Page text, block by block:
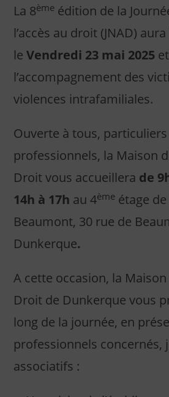
La 8ème édition de la
l’accès au droit (JNAD)
leVendredi 23 mai 2025
l’accompagnement des
violences intrafamiliales.
Ouverte à tous,
professionnels, la Maison
Droit vous accueillera de
14h à 17h au 4ème étage de
Beaumont, 30 rue de
Dunkerque.
A cette occasion, la
Droit de Dunkerque vous
long de la journée, en
professionnels concernés,
associatifs :